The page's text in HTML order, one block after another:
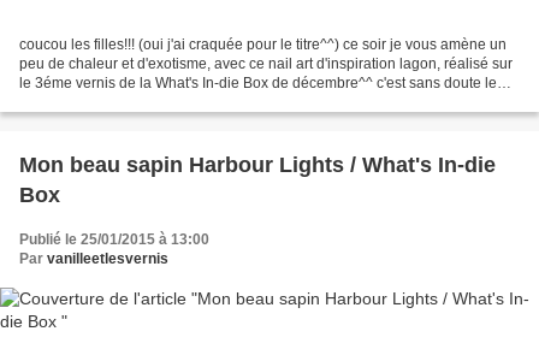
coucou les filles!!! (oui j'ai craquée pour le titre^^) ce soir je vous amène un
peu de chaleur et d'exotisme, avec ce nail art d'inspiration lagon, réalisé sur
le 3éme vernis de la What's In-die Box de décembre^^ c'est sans doute le
Mon beau sapin Harbour Lights / What's In-die
Box
Publié le 25/01/2015 à 13:00
Par vanilleetlesvernis